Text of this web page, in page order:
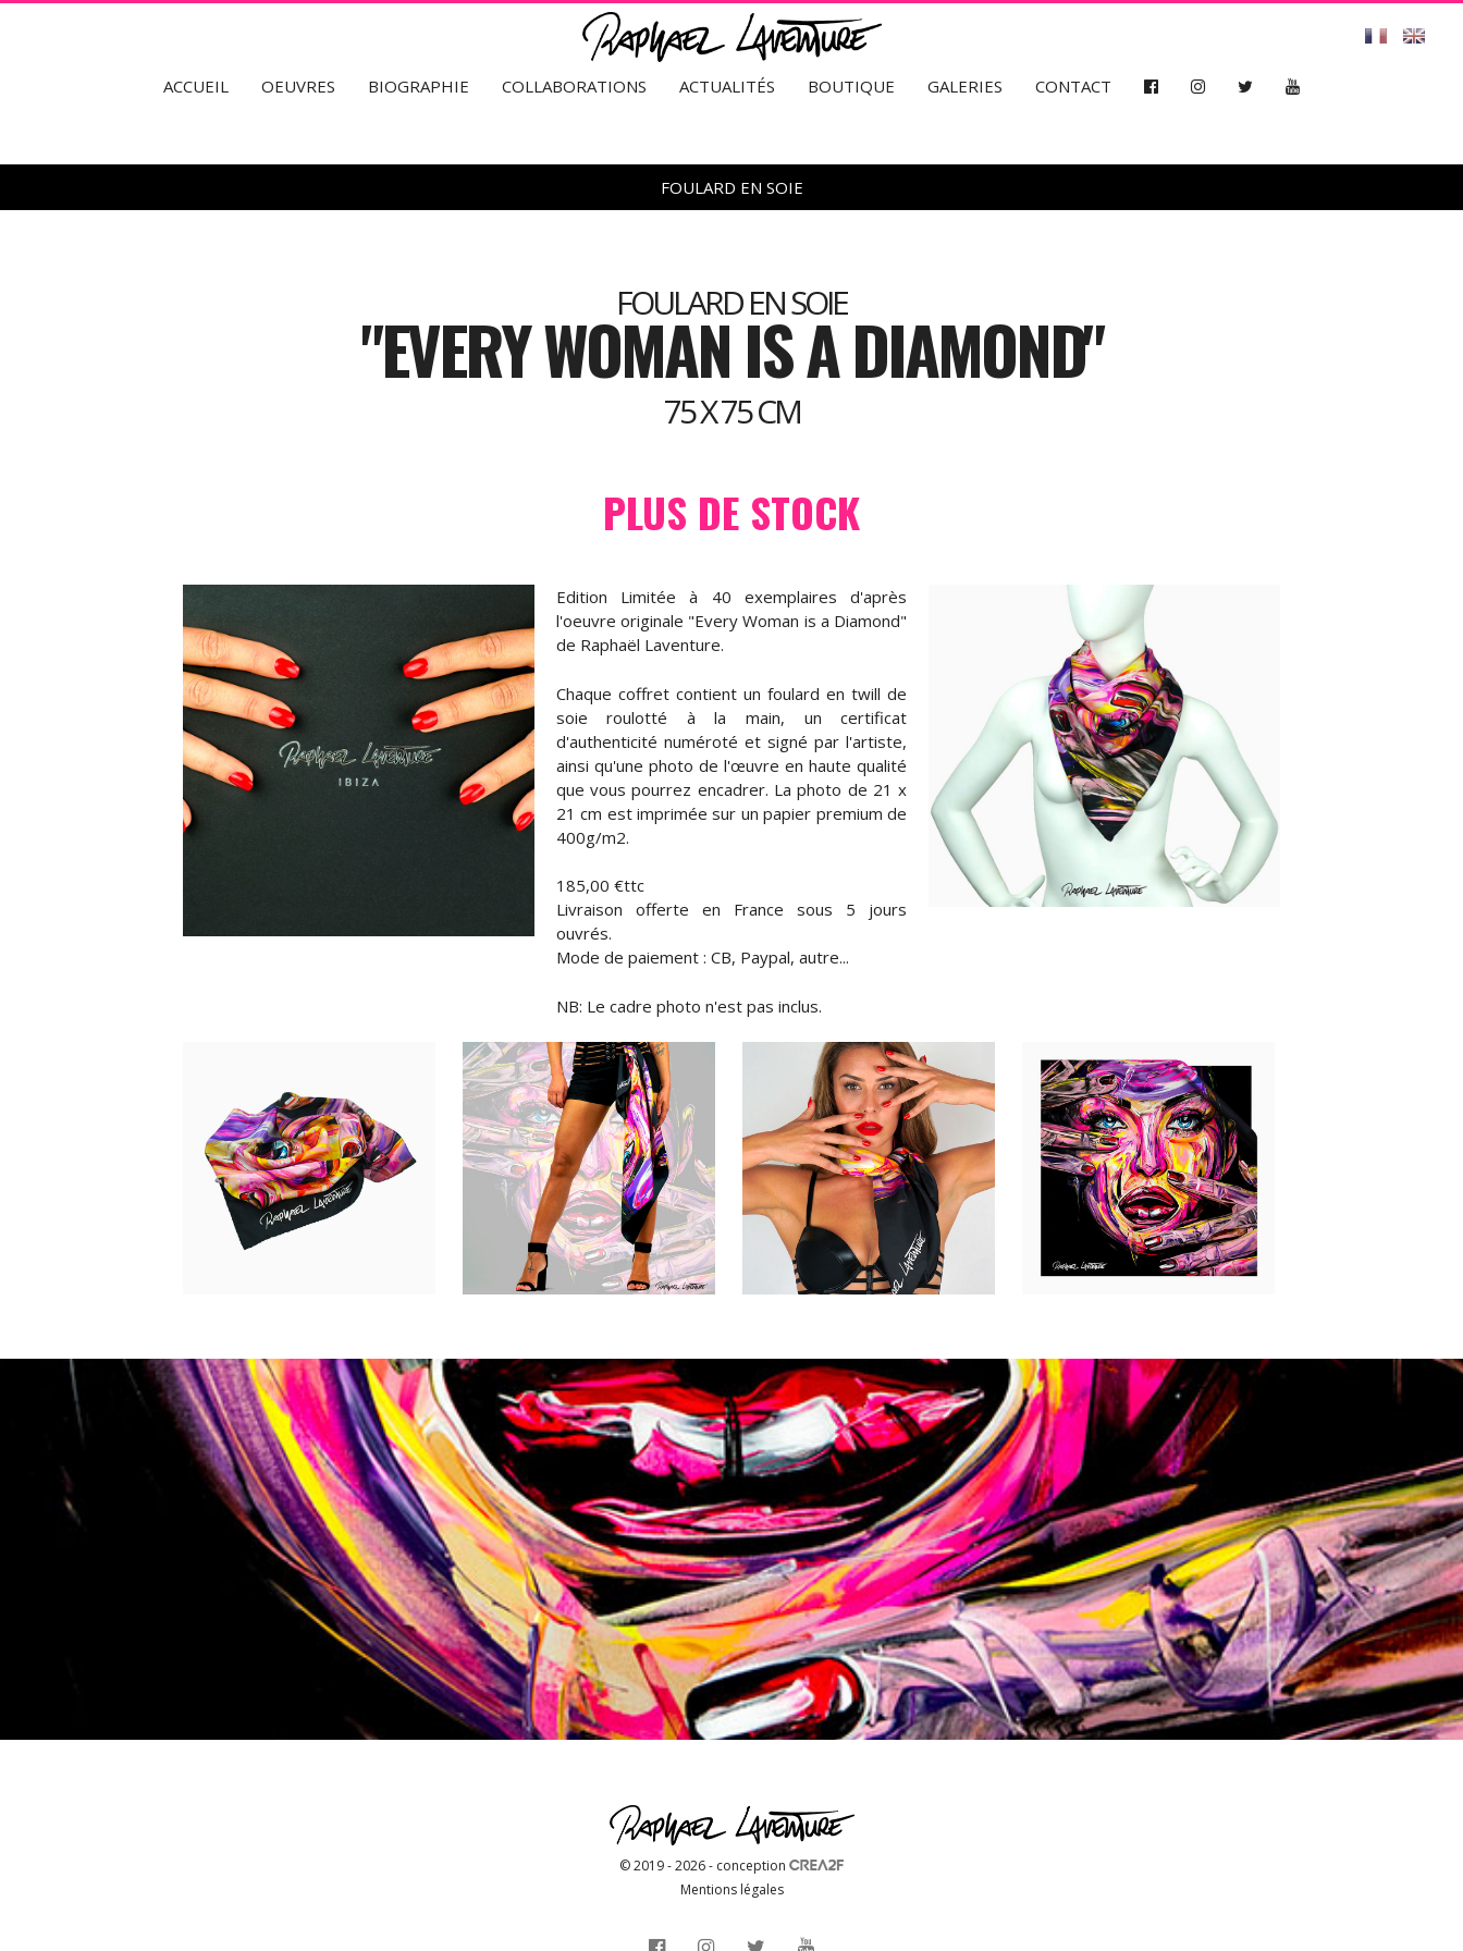
ACCUEIL OEUVRES BIOGRAPHIE COLLABORATIONS ACTUALITÉS BOUTIQUE GALERIES CONTACT
FOULARD EN SOIE
FOULARD EN SOIE
"EVERY WOMAN IS A DIAMOND"
75 X 75 CM
PLUS DE STOCK
Edition Limitée à 40 exemplaires d'après
l'oeuvre originale "Every Woman is a Diamond"
de Raphaël Laventure.
Chaque coffret contient un foulard en twill de
soie roulotté à la main, un certificat
d'authenticité numéroté et signé par l'artiste,
ainsi qu'une photo de l'œuvre en haute qualité
que vous pourrez encadrer. La photo de 21 x
21 cm est imprimée sur un papier premium de
400g/m2.
185,00 €ttc
Livraison offerte en France sous 5 jours
ouvrés.
Mode de paiement : CB, Paypal, autre...
NB: Le cadre photo n'est pas inclus.
© 2019 - 2026 - conception
Mentions légales